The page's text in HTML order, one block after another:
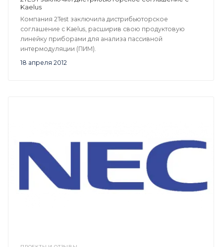
18 апреля 2012
Kaelus
Компания 2Test заключила дистрибьюторское
соглашение с Kaelus, расширив свою продуктовую
линейку приборами для анализа пассивной
интермодуляции (ПИМ).